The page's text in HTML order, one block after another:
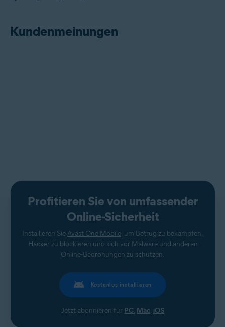
Kundenmeinungen
Profitieren Sie von umfassender
Online-Sicherheit
Installieren Sie Avast One Mobile, um Betrug zu bekämpfen,
Hacker zu blockieren und sich vor Malware und anderen
Online-Bedrohungen zu schützen.
Kostenlos installieren
Jetzt abonnieren für PC, Mac, iOS